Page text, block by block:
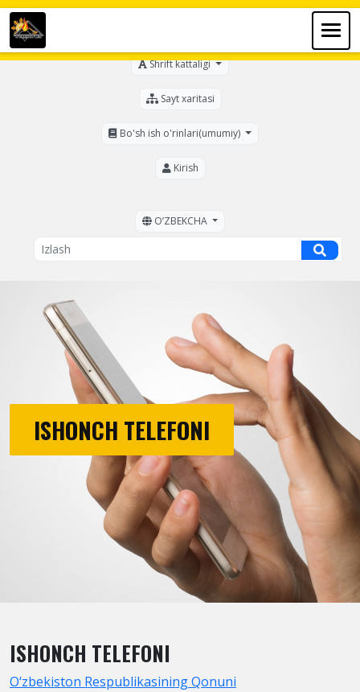
Shrift kattaligi
Sayt xaritasi
Bo'sh ish o'rinlari(umumiy)
Kirish
OʼZBEKCHA
ISHONCH TELEFONI
ISHONCH TELEFONI
O‘zbekiston Respublikasining Qonuni